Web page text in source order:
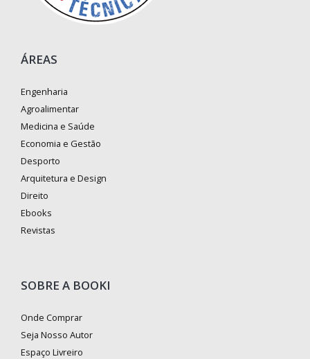
ÁREAS
Engenharia
Agroalimentar
Medicina e Saúde
Economia e Gestão
Desporto
Arquitetura e Design
Direito
Ebooks
Revistas
SOBRE A BOOKI
Onde Comprar
Seja Nosso Autor
Espaço Livreiro